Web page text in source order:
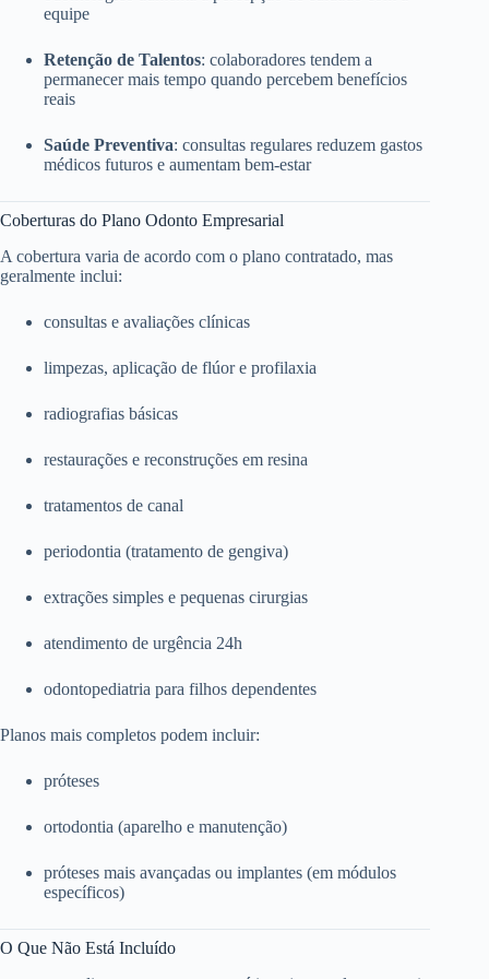
equipe
Retenção de Talentos: colaboradores tendem a
permanecer mais tempo quando percebem benefícios
reais
Saúde Preventiva: consultas regulares reduzem gastos
médicos futuros e aumentam bem-estar
Coberturas do Plano Odonto Empresarial
A cobertura varia de acordo com o plano contratado, mas
geralmente inclui:
consultas e avaliações clínicas
limpezas, aplicação de flúor e profilaxia
radiografias básicas
restaurações e reconstruções em resina
tratamentos de canal
periodontia (tratamento de gengiva)
extrações simples e pequenas cirurgias
atendimento de urgência 24h
odontopediatria para filhos dependentes
Planos mais completos podem incluir:
próteses
ortodontia (aparelho e manutenção)
próteses mais avançadas ou implantes (em módulos
específicos)
O Que Não Está Incluído